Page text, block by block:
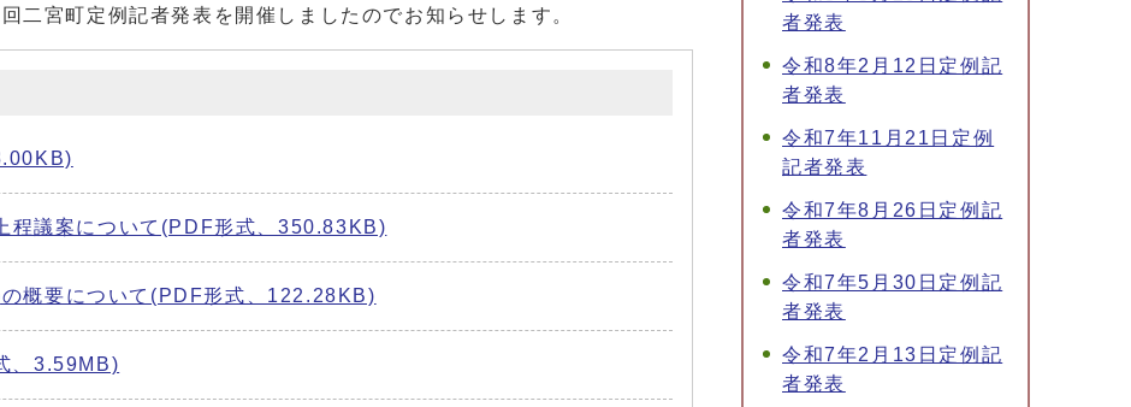
二宮町定例記者発表を開催しましたのでお知らせします。
程議案について(PDF形式、350.83KB)
概要について(PDF形式、122.28KB)
、3.59MB)
者発表
令和8年2月12日定例記
者発表
令和7年11月21日定例
記者発表
令和7年8月26日定例記
者発表
令和7年5月30日定例記
者発表
令和7年2月13日定例記
者発表